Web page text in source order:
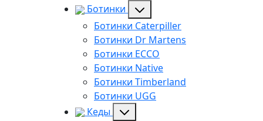
Ботинки
Ботинки Caterpiller
Ботинки Dr Martens
Ботинки ECCO
Ботинки Native
Ботинки Timberland
Ботинки UGG
Кеды